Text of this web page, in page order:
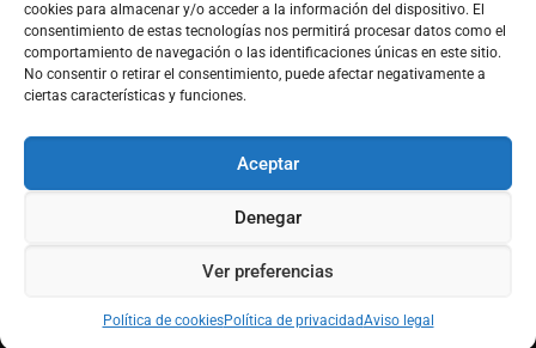
cookies para almacenar y/o acceder a la información del dispositivo. El
consentimiento de estas tecnologías nos permitirá procesar datos como el
comportamiento de navegación o las identificaciones únicas en este sitio.
No consentir o retirar el consentimiento, puede afectar negativamente a
ciertas características y funciones.
Aceptar
Denegar
Ver preferencias
Política de cookiesPolítica de privacidadAviso legal
Política de protección de datos Política de privacidad
Política de cookies (UE) Aviso legal
Diseño web: